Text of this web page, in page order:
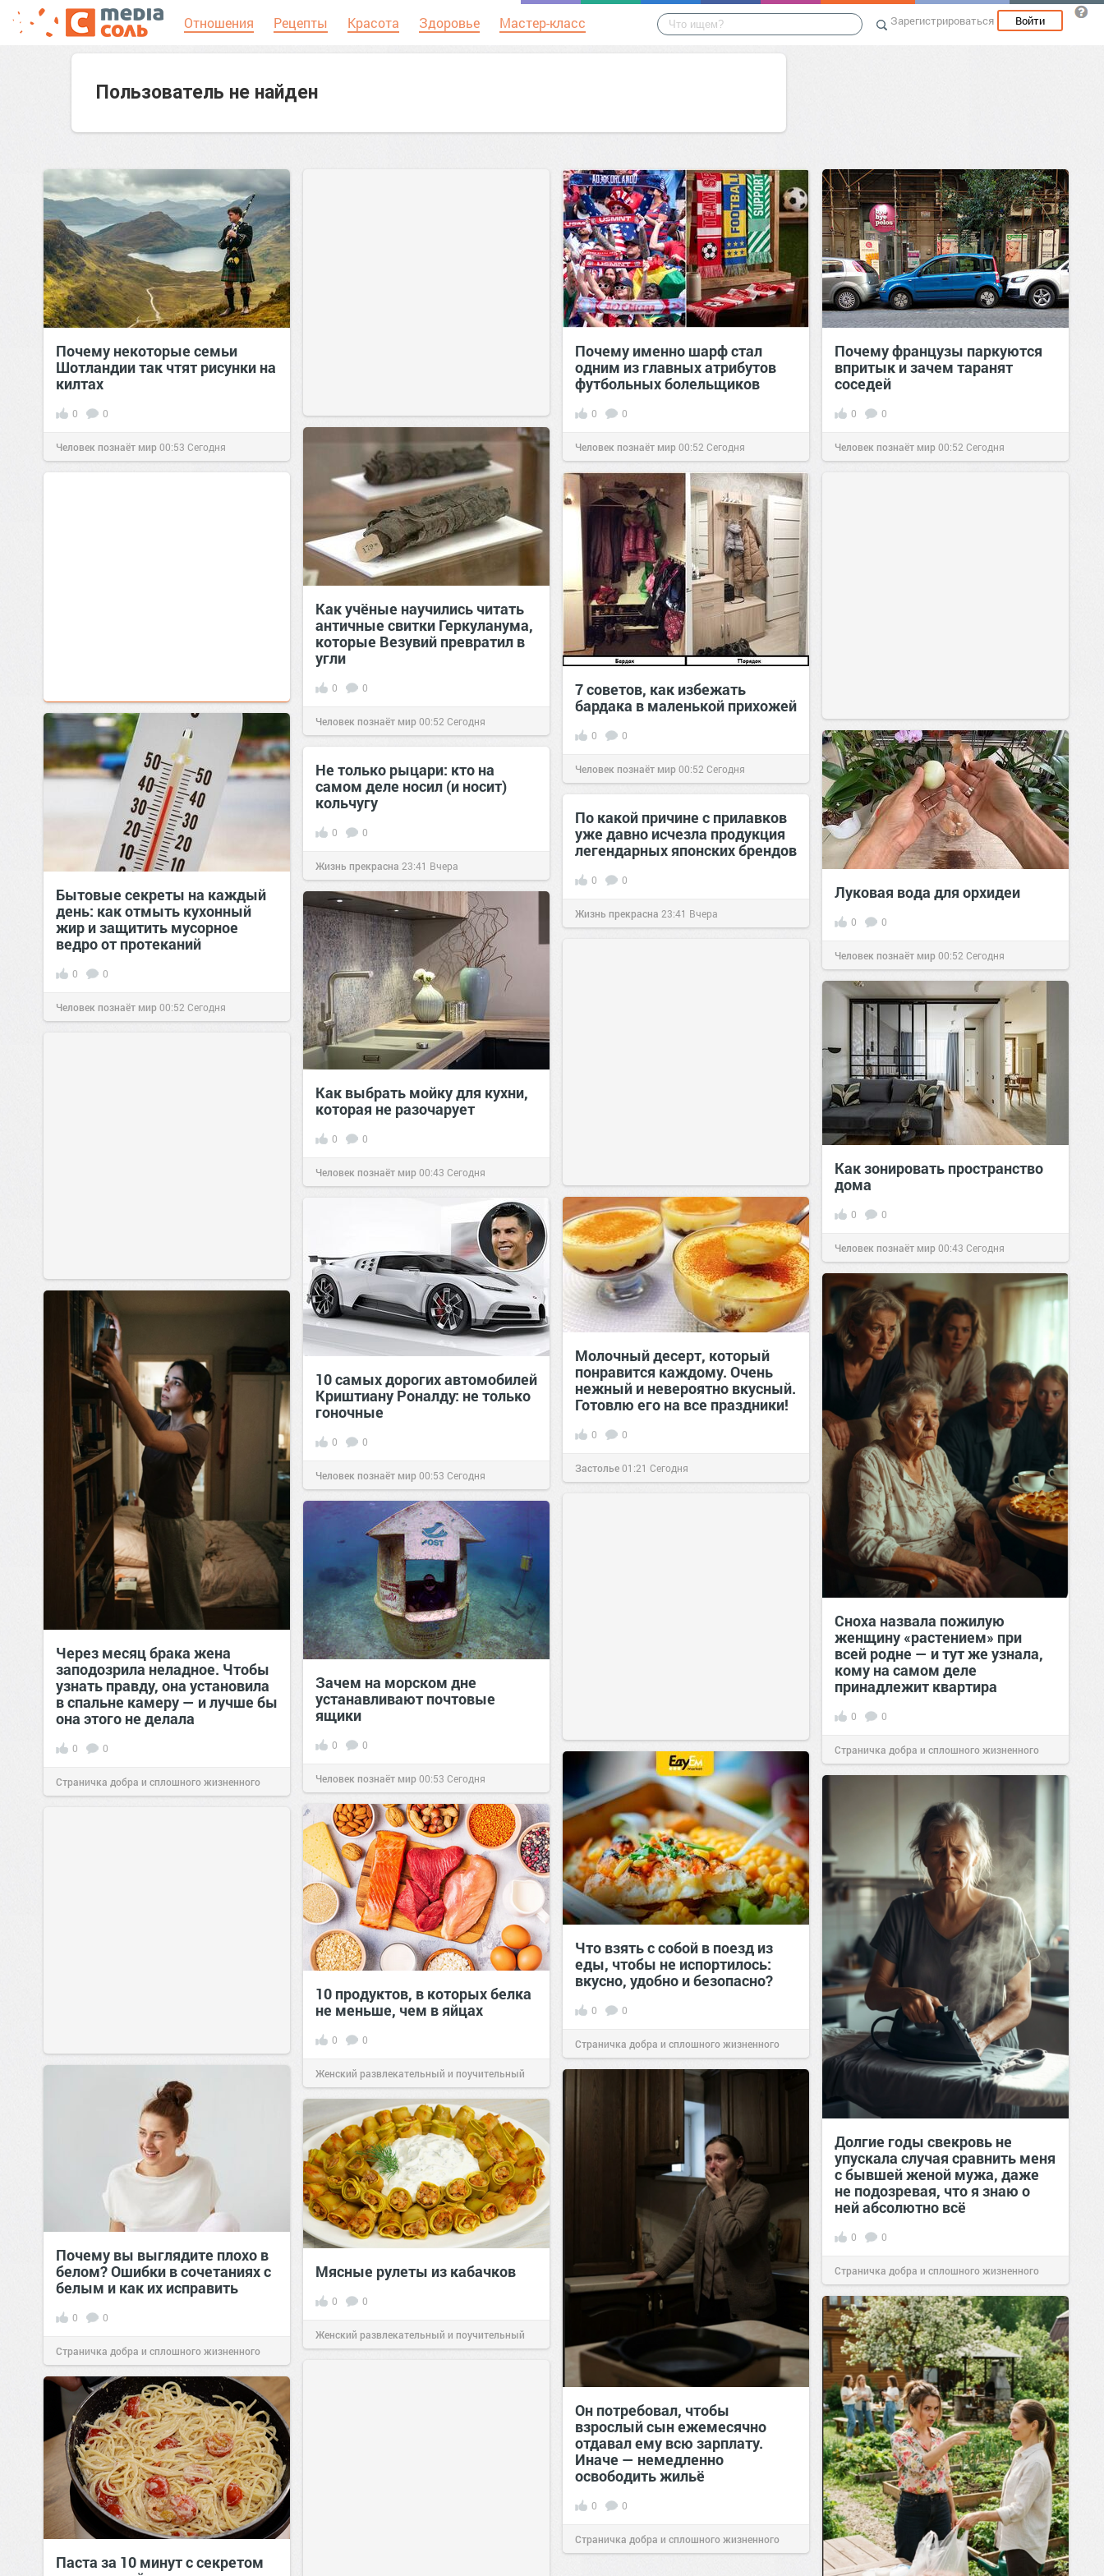
Отношения Рецепты Красота Здоровье Мастер-класс Зарегистрироваться Войти
Пользователь не найден
Почему некоторые семьи
Шотландии так чтят рисунки на
килтах
0 0
Человек познаёт мир00:53 Сегодня
Почему именно шарф стал
одним из главных атрибутов
футбольных болельщиков
0 0
Человек познаёт мир00:52 Сегодня
Почему французы паркуются
впритык и зачем таранят
соседей
0 0
Человек познаёт мир00:52 Сегодня
Как учёные научились читать
античные свитки Геркуланума,
которые Везувий превратил в
угли
0 0
Человек познаёт мир00:52 Сегодня
7 советов, как избежать
бардака в маленькой прихожей
0 0
Человек познаёт мир00:52 Сегодня
Бытовые секреты на каждый
день: как отмыть кухонный
жир и защитить мусорное
ведро от протеканий
0 0
Человек познаёт мир00:52 Сегодня
Луковая вода для орхидеи
0 0
Человек познаёт мир00:52 Сегодня
Не только рыцари: кто на
самом деле носил (и носит)
кольчугу
0 0
Жизнь прекрасна 23:41 Вчера
По какой причине с прилавков
уже давно исчезла продукция
легендарных японских брендов
0 0
Жизнь прекрасна 23:41 Вчера
Как выбрать мойку для кухни,
которая не разочарует
0 0
Человек познаёт мир00:43 Сегодня
Как зонировать пространство
дома
0 0
Человек познаёт мир00:43 Сегодня
Молочный десерт, который
понравится каждому. Очень
нежный и невероятно вкусный.
Готовлю его на все праздники!
0 0
Застолье01:21 Сегодня
10 самых дорогих автомобилей
Криштиану Роналду: не только
гоночные
0 0
Человек познаёт мир00:53 Сегодня
Сноха назвала пожилую
женщину «растением» при
всей родне — и тут же узнала,
кому на самом деле
принадлежит квартира
0 0
Страничка добра и сплошного жизненного
позитива!00:29Сегодня
Через месяц брака жена
заподозрила неладное. Чтобы
узнать правду, она установила
в спальне камеру — и лучше бы
она этого не делала
0 0
Страничка добра и сплошного жизненного
Зачем на морском дне
устанавливают почтовые
ящики
0 0
Человек познаёт мир00:53 Сегодня
Что взять с собой в поезд из
еды, чтобы не испортилось:
вкусно, удобно и безопасно?
0 0
Страничка добра и сплошного жизненного
позитива!00:29Сегодня
Долгие годы свекровь не
упускала случая сравнить меня
с бывшей женой мужа, даже
не подозревая, что я знаю о
ней абсолютно всё
0 0
Страничка добра и сплошного жизненного
позитива!00:29Сегодня
10 продуктов, в которых белка
не меньше, чем в яйцах
0 0
Женский развлекательный и поучительный
сайт.23:42Вчера
Почему вы выглядите плохо в
белом? Ошибки в сочетаниях с
белым и как их исправить
0 0
Страничка добра и сплошного жизненного
позитива!00:29Сегодня
Он потребовал, чтобы
взрослый сын ежемесячно
отдавал ему всю зарплату.
Иначе — немедленно
освободить жильё
0 0
Страничка добра и сплошного жизненного
Мясные рулеты из кабачков
0 0
Женский развлекательный и поучительный
Паста за 10 минут с секретом